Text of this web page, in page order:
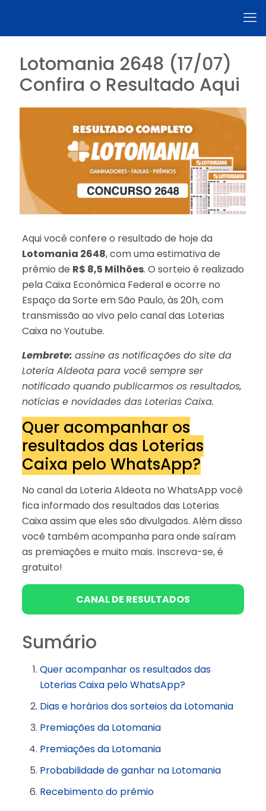
Lotomania 2648 (17/07)
Confira o Resultado Aqui
Aqui você confere o resultado de hoje da
Lotomania 2648, com uma estimativa de
prêmio de R$ 8,5 Milhões. O sorteio é realizado
pela Caixa Econômica Federal e ocorre no
Espaço da Sorte em São Paulo, às 20h, com
transmissão ao vivo pelo canal das Loterias
Caixa no Youtube.
Lembrete: assine as notificações do site da
Loteria Aldeota para você sempre ser
notificado quando publicarmos os resultados,
notícias e novidades das Loterias Caixa.
Quer acompanhar os
resultados das Loterias
Caixa pelo WhatsApp?
No canal da Loteria Aldeota no WhatsApp você
fica informado dos resultados das Loterias
Caixa assim que eles são divulgados. Além disso
você também acompanha para onde saíram
as premiações e muito mais. Inscreva-se, é
gratuito!
CANAL DE RESULTADOS
Sumário
Quer acompanhar os resultados das
Loterias Caixa pelo WhatsApp?
Dias e horários dos sorteios da Lotomania
Premiações da Lotomania
Premiações da Lotomania
Probabilidade de ganhar na Lotomania
Recebimento do prêmio